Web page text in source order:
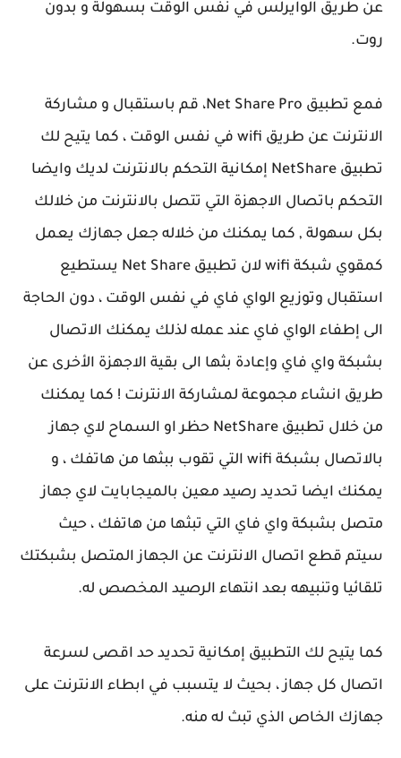
عن طريق الوايرلس في نفس الوقت بسهولة و بدون
روت.
فمع تطبيق Net Share Pro، قم باستقبال و مشاركة
الانترنت عن طريق wifi في نفس الوقت ، كما يتيح لك
تطبيق NetShare إمكانية التحكم بالانترنت لديك وايضا
التحكم باتصال الاجهزة التي تتصل بالانترنت من خلالك
بكل سهولة , كما يمكنك من خلاله جعل جهازك يعمل
كمقوي شبكة wifi لان تطبيق Net Share يستطيع
استقبال وتوزيع الواي فاي في نفس الوقت ، دون الحاجة
الى إطفاء الواي فاي عند عمله لذلك يمكنك الاتصال
بشبكة واي فاي وإعادة بثها الى بقية الاجهزة الأخرى عن
طريق انشاء مجموعة لمشاركة الانترنت ! كما يمكنك
من خلال تطبيق NetShare حظر او السماح لاي جهاز
بالاتصال بشبكة wifi التي تقوب ببثها من هاتفك ، و
يمكنك ايضا تحديد رصيد معين بالميجابايت لاي جهاز
متصل بشبكة واي فاي التي تبثها من هاتفك ، حيث
سيتم قطع اتصال الانترنت عن الجهاز المتصل بشبكتك
تلقائيا وتنبيهه بعد انتهاء الرصيد المخصص له.
كما يتيح لك التطبيق إمكانية تحديد حد اقصى لسرعة
اتصال كل جهاز ، بحيث لا يتسبب في ابطاء الانترنت على
جهازك الخاص الذي تبث له منه.